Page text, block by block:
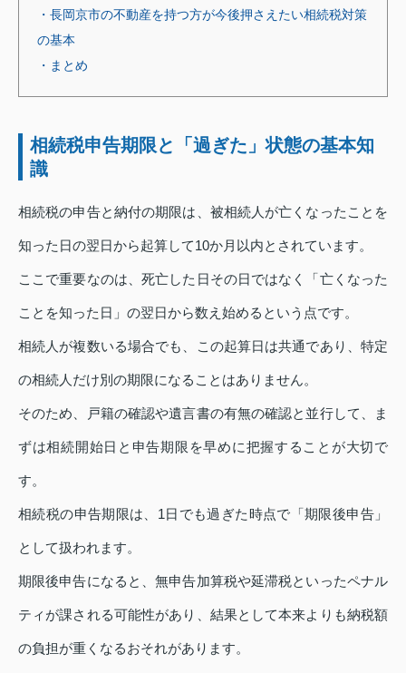
・長岡京市の不動産を持つ方が今後押さえたい相続税対策
の基本
・まとめ
相続税申告期限と「過ぎた」状態の基本知
識
相続税の申告と納付の期限は、被相続人が亡くなったことを
知った日の翌日から起算して10か月以内とされています。
ここで重要なのは、死亡した日その日ではなく「亡くなった
ことを知った日」の翌日から数え始めるという点です。
相続人が複数いる場合でも、この起算日は共通であり、特定
の相続人だけ別の期限になることはありません。
そのため、戸籍の確認や遺言書の有無の確認と並行して、ま
ずは相続開始日と申告期限を早めに把握することが大切で
す。
相続税の申告期限は、1日でも過ぎた時点で「期限後申告」
として扱われます。
期限後申告になると、無申告加算税や延滞税といったペナル
ティが課される可能性があり、結果として本来よりも納税額
の負担が重くなるおそれがあります。